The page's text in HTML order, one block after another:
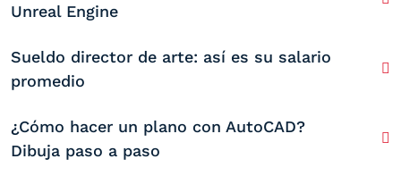
Unreal Engine
Sueldo director de arte: así es su salario
promedio
¿Cómo hacer un plano con AutoCAD?
Dibuja paso a paso